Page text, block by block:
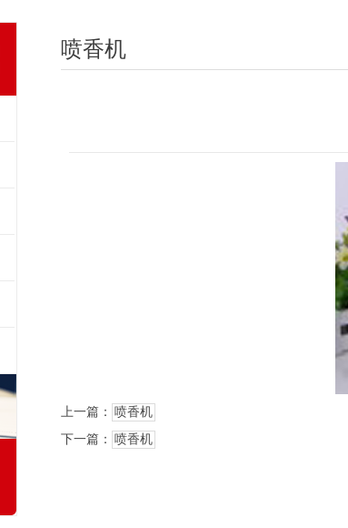
喷香机
上一篇： 喷香机
下一篇： 喷香机